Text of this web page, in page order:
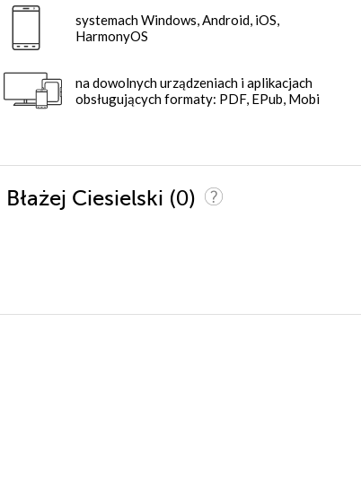
systemach Windows, Android, iOS,
HarmonyOS
na dowolnych urządzeniach i aplikacjach
obsługujących formaty: PDF, EPub, Mobi
Ciesielski (0)